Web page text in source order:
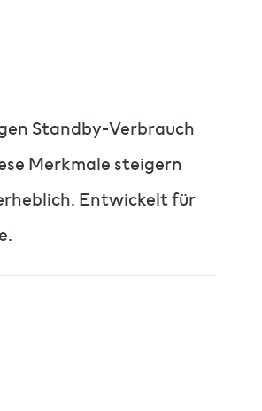
Standby-Verbrauch
Merkmale steigern
Entwickelt für